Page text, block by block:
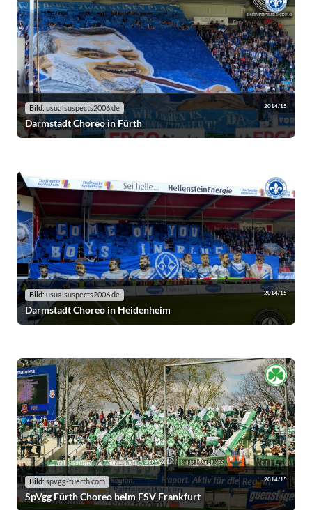
Bild: usualsuspects2006.de 2014/15
Darmstadt Choreo in Fürth
Bild: usualsuspects2006.de 2014/15
Darmstadt Choreo in Heidenheim
Bild: spvgg-fuerth.com 2014/15
SpVgg Fürth Choreo beim FSV Frankfurt